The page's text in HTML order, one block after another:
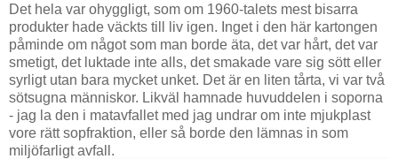
Det hela var ohyggligt, som om 1960-talets mest bisarra
produkter hade väckts till liv igen. Inget i den här kartongen
påminde om något som man borde äta, det var hårt, det var
smetigt, det luktade inte alls, det smakade vare sig sött eller
syrligt utan bara mycket unket. Det är en liten tårta, vi var två
sötsugna människor. Likväl hamnade huvuddelen i soporna
- jag la den i matavfallet med jag undrar om inte mjukplast
vore rätt sopfraktion, eller så borde den lämnas in som
miljöfarligt avfall.